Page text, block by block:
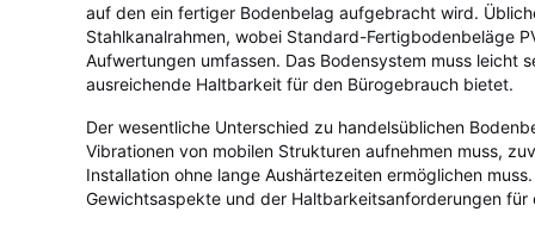
auf den ein fertiger Bodenbelag aufgebracht wird.
Stahlkanalrahmen, wobei Standard-Fertigbodenbeläge
Aufwertungen umfassen. Das Bodensystem muss leicht
ausreichende Haltbarkeit für den Bürogebrauch bietet.
Der wesentliche Unterschied zu handelsüblichen
Vibrationen von mobilen Strukturen aufnehmen muss,
Installation ohne lange Aushärtezeiten ermöglichen
Gewichtsaspekte und der Haltbarkeitsanforderungen